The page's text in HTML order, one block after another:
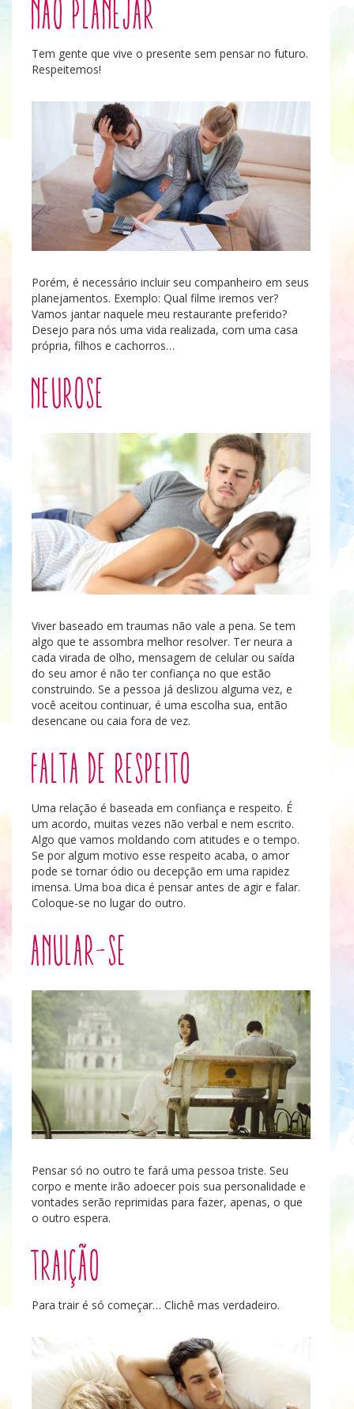
Não planejar
Tem gente que vive o presente sem pensar no futuro.
Respeitemos!
Porém, é necessário incluir seu companheiro em seus
planejamentos. Exemplo: Qual filme iremos ver?
Vamos jantar naquele meu restaurante preferido?
Desejo para nós uma vida realizada, com uma casa
própria, filhos e cachorros…
Neurose
Viver baseado em traumas não vale a pena. Se tem
algo que te assombra melhor resolver. Ter neura a
cada virada de olho, mensagem de celular ou saída
do seu amor é não ter confiança no que estão
construindo. Se a pessoa já deslizou alguma vez, e
você aceitou continuar, é uma escolha sua, então
desencane ou caia fora de vez.
Falta de respeito
Uma relação é baseada em confiança e respeito. É
um acordo, muitas vezes não verbal e nem escrito.
Algo que vamos moldando com atitudes e o tempo.
Se por algum motivo esse respeito acaba, o amor
pode se tornar ódio ou decepção em uma rapidez
imensa. Uma boa dica é pensar antes de agir e falar.
Coloque-se no lugar do outro.
Anular-se
Pensar só no outro te fará uma pessoa triste. Seu
corpo e mente irão adoecer pois sua personalidade e
vontades serão reprimidas para fazer, apenas, o que
o outro espera.
Traição
Para trair é só começar… Clichê mas verdadeiro.